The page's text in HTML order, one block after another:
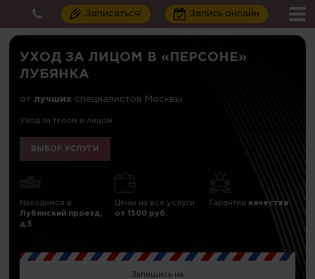
Записаться! Запись онлайн
УХОД ЗА ЛИЦОМ В «ПЕРСОНЕ»
ЛУБЯНКА
от лучших специалистов Москвы
Уход за телом и лицом
ВЫБОР УСЛУГИ
Находимся в
Лубянский проезд,
д.5
Цены на все услуги
от 1500 руб.
Гарантия качества
Запишись на